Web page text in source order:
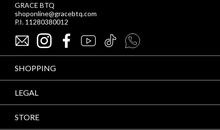
GRACE BTQ
shoponline@gracebtq.com
P.I. 11280380012
SHOPPING
LEGAL
STORE